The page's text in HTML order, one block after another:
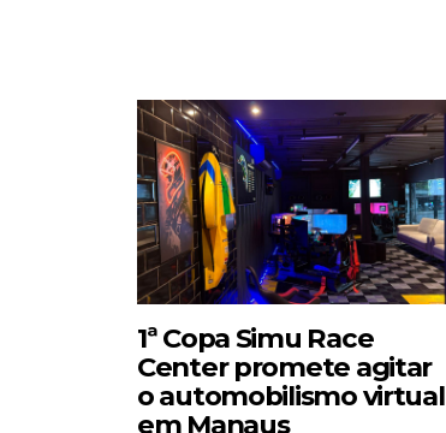
1ª Copa Simu Race
Center promete agitar
o automobilismo virtual
em Manaus